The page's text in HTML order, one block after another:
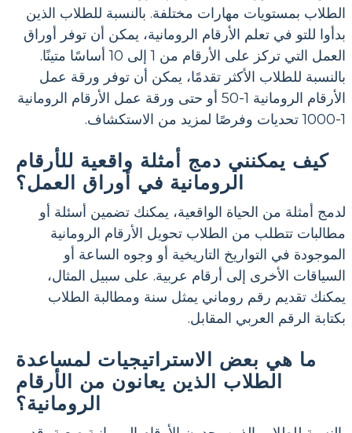
الطلاب بمستويات مهارات مختلفة. بالنسبة للطلاب الذين
بدأوا للتو في تعلم الأرقام الرومانية، يمكن أن توفر أوراق
العمل التي تركز على الأرقام من 1 إلى 10 أساسًا متينًا.
بالنسبة للطلاب الأكثر تقدمًا، يمكن أن توفر ورقة عمل
الأرقام الرومانية 1-50 أو حتى ورقة عمل الأرقام الرومانية
1-1000 تحديات وفرصًا لمزيد من الاستكشاف.
كيف يمكنني دمج أمثلة واقعية للأرقام
الرومانية في أوراق العمل؟
لدمج أمثلة من الحياة الواقعية، يمكنك تضمين أسئلة أو
مطالبات تتطلب من الطلاب تحويل الأرقام الرومانية
الموجودة في التواريخ التاريخية أو وجوه الساعة أو
السياقات الأخرى إلى أرقام عربية. على سبيل المثال،
يمكنك تقديم رقم روماني يمثل سنة ومطالبة الطلاب
بكتابة الرقم العربي المقابل.
ما هي بعض الاستراتيجيات لمساعدة
الطلاب الذين يعانون من الأرقام
الرومانية؟